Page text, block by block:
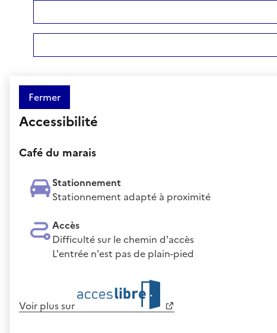
Fermer
Accessibilité
Café du marais
Stationnement
Stationnement adapté à proximité
Accès
Difficulté sur le chemin d'accès
L'entrée n'est pas de plain-pied
Voir plus sur